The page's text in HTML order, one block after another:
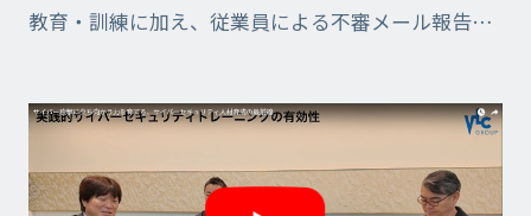
教育・訓練に加え、従業員による不審メール報告、
ク対策を実現し...